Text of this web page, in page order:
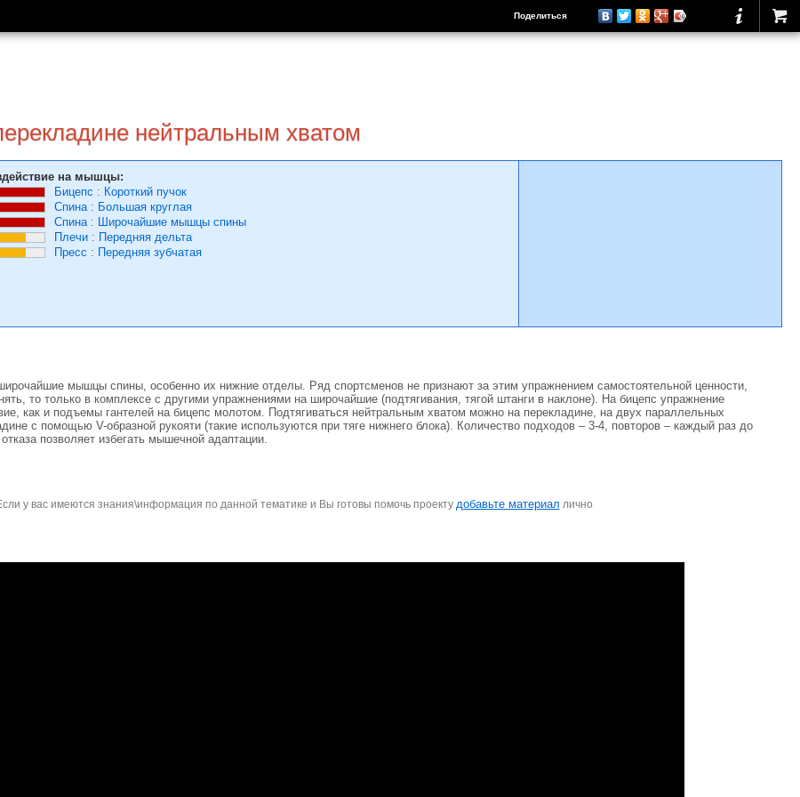
Поделиться
нейтральным хватом
на мышцы:
Бицепс : Короткий пучок
Спина: Большая круглая
Спина: Широчайшие мышцы спины
Плечи : Передняя дельта
Пресс : Передняя зубчатая
мышцы спины, особенно их нижние отделы. Ряд спортсменов не признают за этим упражнением самостоятельной ценности,
то только в комплексе с другими упражнениями на широчайшие (подтягивания, тягой штанги в наклоне). На бицепс упражнение
как и подъемы гантелей на бицепс молотом. Подтягиваться нейтральным хватом можно на перекладине, на двух параллельных
с помощью V-образной рукояти (такие используются при тяге нижнего блока). Количество подходов – 3-4, повторов – каждый раз до
позволяет избегать мышечной адаптации.
у вас имеются знания\информация по данной тематике и Вы готовы помочь проекту добавьте материал лично